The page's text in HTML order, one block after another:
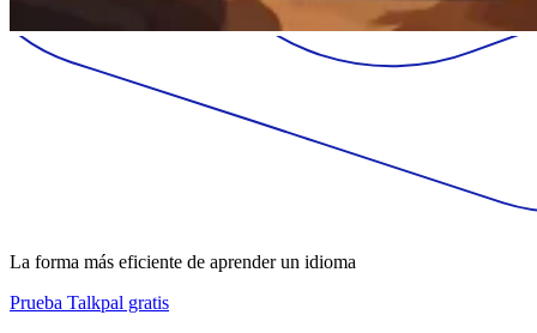
La forma más eficiente de aprender un idioma
Prueba Talkpal gratis